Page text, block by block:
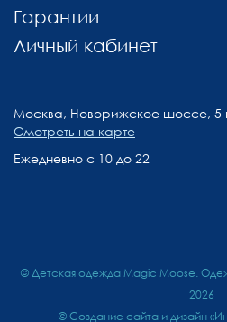
Гарантии
Личный кабинет
Москва, Новорижское шоссе, 5
Смотреть на карте
Ежедневно с 10 до 22
© Детская одежда Magic Moose.
2026
© Создание сайта и дизайн